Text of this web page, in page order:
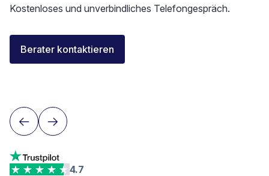
Kostenloses und unverbindliches Telefongespräch.
Berater kontaktieren
Florent Buser
Area Sales Director Romandie
4.7